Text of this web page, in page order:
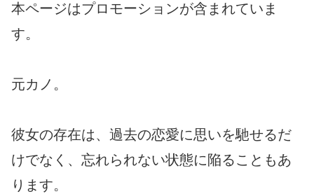
本ページはプロモーションが含まれていま
す。
元カノ。
彼女の存在は、過去の恋愛に思いを馳せるだ
けでなく、忘れられない状態に陥ることもあ
ります。